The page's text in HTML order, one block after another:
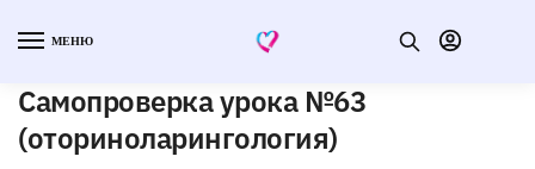
МЕНЮ
Самопроверка урока №63
(оториноларингология)